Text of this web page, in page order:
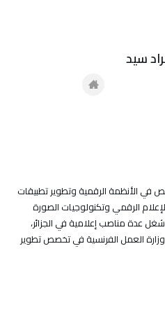
سيد
في الأنظمة الرقمية وتطوير تطبيقات
الرقمي وتكنولوجيات الصورة
عدة مناصب إعلامية في الجزائر،
العمل الفرنسية في تخصص تطوير